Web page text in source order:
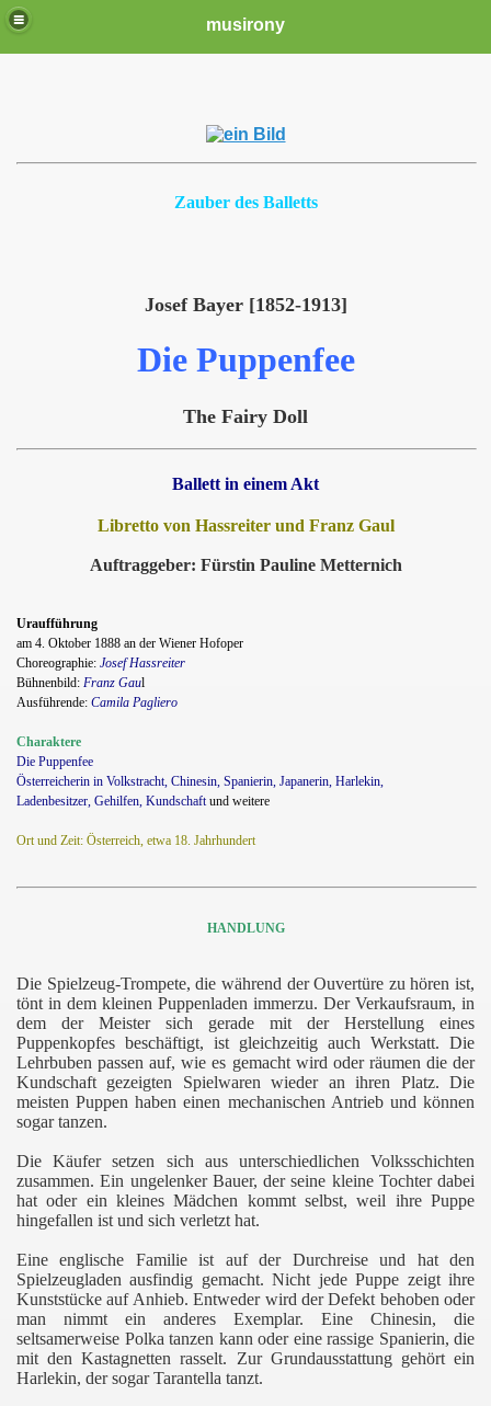
musirony
Zauber des Balletts
Josef Bayer [1852-1913]
Die Puppenfee
The Fairy Doll
Ballett in einem Akt
Libretto von Hassreiter und Franz Gaul
Auftraggeber: Fürstin Pauline Metternich
Uraufführung
am 4. Oktober 1888 an der Wiener Hofoper
Choreographie: Josef Hassreiter
Bühnenbild: Franz Gaul
Ausführende: Camila Pagliero
Charaktere
Die Puppenfee
Österreicherin in Volkstracht, Chinesin, Spanierin, Japanerin, Harlekin,
Ladenbesitzer, Gehilfen, Kundschaft und weitere
Ort und Zeit: Österreich, etwa 18. Jahrhundert
HANDLUNG
Die Spielzeug-Trompete, die während der Ouvertüre zu hören ist,
tönt in dem kleinen Puppenladen immerzu. Der Verkaufsraum, in
dem der Meister sich gerade mit der Herstellung eines
Puppenkopfes beschäftigt, ist gleichzeitig auch Werkstatt. Die
Lehrbuben passen auf, wie es gemacht wird oder räumen die der
Kundschaft gezeigten Spielwaren wieder an ihren Platz. Die
meisten Puppen haben einen mechanischen Antrieb und können
sogar tanzen.
Die Käufer setzen sich aus unterschiedlichen Volksschichten
zusammen. Ein ungelenker Bauer, der seine kleine Tochter dabei
hat oder ein kleines Mädchen kommt selbst, weil ihre Puppe
hingefallen ist und sich verletzt hat.
Eine englische Familie ist auf der Durchreise und hat den
Spielzeugladen ausfindig gemacht. Nicht jede Puppe zeigt ihre
Kunststücke auf Anhieb. Entweder wird der Defekt behoben oder
man nimmt ein anderes Exemplar. Eine Chinesin, die
seltsamerweise Polka tanzen kann oder eine rassige Spanierin, die
mit den Kastagnetten rasselt. Zur Grundausstattung gehört ein
Harlekin, der sogar Tarantella tanzt.